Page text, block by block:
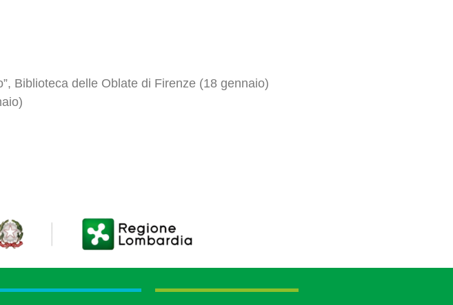
Biblioteca delle Oblate di Firenze (18 gennaio)